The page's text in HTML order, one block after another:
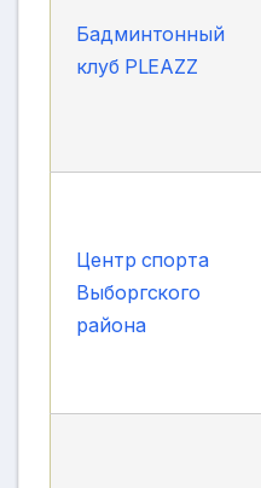
Бадминтонный
клуб PLEAZZ
Центр спорта
Выборгского
района